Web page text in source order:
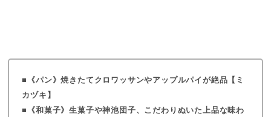
《パン》焼きたてクロワッサンやアップルパイが絶品【ミ
カヅキ】
《和菓子》生菓子や神池団子、こだわりぬいた上品な味わ